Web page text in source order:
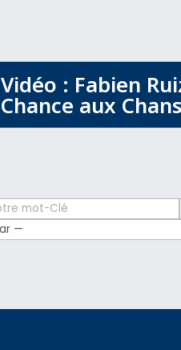
Vidéo : Fabien
Chance aux